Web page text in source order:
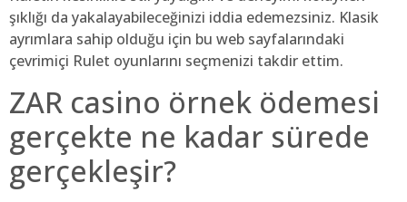
şıklığı da yakalayabileceğinizi iddia edemezsiniz. Klasik
ayrımlara sahip olduğu için bu web sayfalarındaki
çevrimiçi Rulet oyunlarını seçmenizi takdir ettim.
ZAR casino örnek ödemesi
gerçekte ne kadar sürede
gerçekleşir?